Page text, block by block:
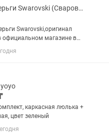
Новые серьги Swarovski (Сваровски)оригинал
Swarovski,оригинал
официальном магазине в
Стамбула. Чек имеется
имеется . Просто покупал
лица не...
каркасная люлька +
цвет зеленый